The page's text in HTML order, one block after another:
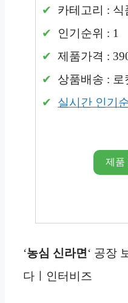
카테고리 : 식
인기순위 : 1
제품가격 :
상품배송 : 로
실시간 인기
제품
‘농심 신라면 ‘ 공장
다ㅣ인터비즈